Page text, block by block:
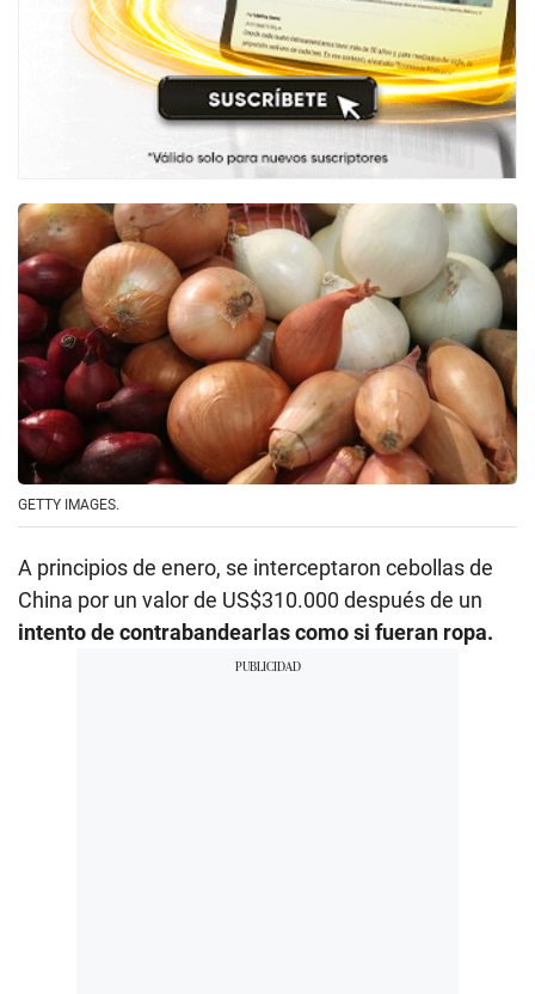
GETTY IMAGES.
A principios de enero, se interceptaron cebollas de
China por un valor de US$310.000 después de un
intento de contrabandearlas como si fueran ropa.